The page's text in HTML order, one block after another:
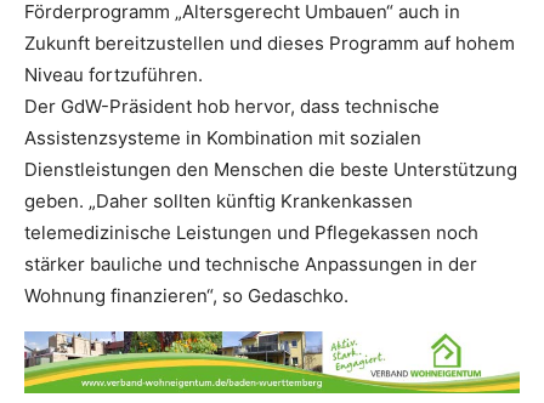
Förderprogramm „Altersgerecht Umbauen“ auch in
Zukunft bereitzustellen und dieses Programm auf hohem
Niveau fortzuführen.
Der GdW-Präsident hob hervor, dass technische
Assistenzsysteme in Kombination mit sozialen
Dienstleistungen den Menschen die beste Unterstützung
geben. „Daher sollten künftig Krankenkassen
telemedizinische Leistungen und Pflegekassen noch
stärker bauliche und technische Anpassungen in der
Wohnung finanzieren“, so Gedaschko.